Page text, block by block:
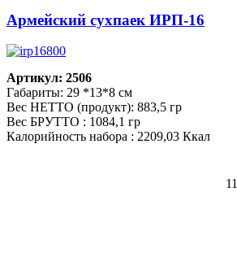
Армейский сухпаек ИРП-16
Артикул: 2506
Габариты: 29 *13*8 см
Вес НЕТТО (продукт): 883,5 гр
Вес БРУТТО : 1084,1 гр
Калорийность набора : 2209,03 Ккал